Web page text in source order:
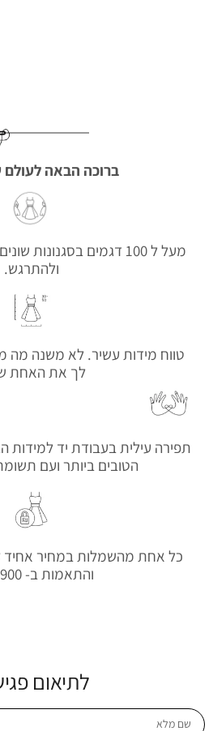
ברוכה הבאה לעולם
מעל ל 100 דגמים
ולהתרגש.
טווח מידות עשיר. לא משנה מה
לך את האחת
תפירה עילית בעבודת יד למידות
הטובים ביותר ועם
כל אחת מהשמלות במחיר אחיד
והתאמות ב- 5,900 ₪.
לתיאום